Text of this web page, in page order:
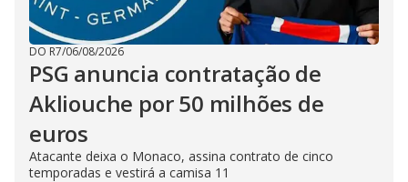
DO R7/06/08/2026
PSG anuncia contratação de
Akliouche por 50 milhões de
euros
Atacante deixa o Monaco, assina contrato de cinco
temporadas e vestirá a camisa 11